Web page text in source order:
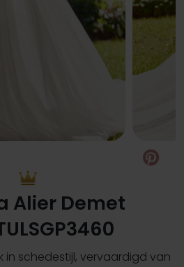
Alier Demet
in schedestijl, vervaardigd van